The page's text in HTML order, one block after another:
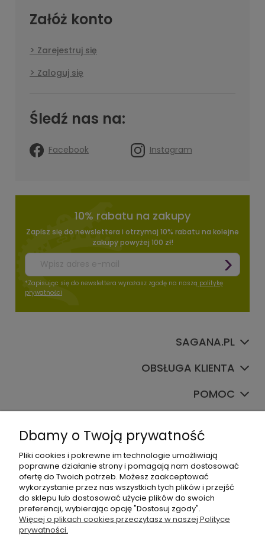
Załóż konto
Zarejestruj się
Zaloguj się
Śledź nas na:
Facebook Instagram
10% rabatu na zakupy
Zapisz się do newslettera i otrzymaj 10% rabatu na kolejne
zakupy powyżej 100 zł!
*Zapisując się do newslettera wyrażasz zgodę na naszą politykę
prywatności
SAGANA.PL
OBSŁUGA KLIENTA
POMOC
+48535745555
Dbamy o Twoją prywatność
Pliki cookies i pokrewne im technologie umożliwiają
poprawne działanie strony i pomagają nam dostosować
ofertę do Twoich potrzeb. Możesz zaakceptować
wykorzystanie przez nas wszystkich tych plików i przejść
do sklepu lub dostosować użycie plików do swoich
preferencji, wybierając opcję "Dostosuj zgody".
Więcej o plikach cookies przeczytasz w naszej Polityce
prywatności.